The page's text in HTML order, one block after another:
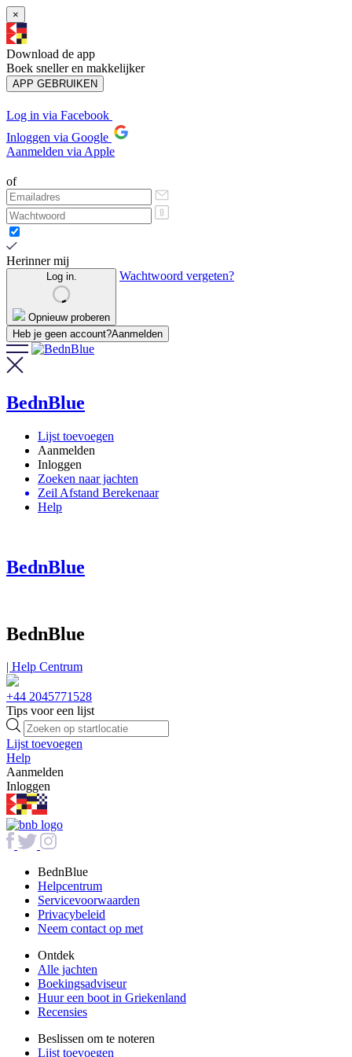
×
Download de app
Boek sneller en makkelijker
APP GEBRUIKEN
Log in via Facebook
Inloggen via Google
Aanmelden via Apple
of
Herinner mij
Log in.
Opnieuw proberen
Wachtwoord vergeten?
Heb je geen account?Aanmelden
BednBlue
Lijst toevoegen
Aanmelden
Inloggen
Zoeken naar jachten
Zeil Afstand Berekenaar
Help
BednBlue
BednBlue
| Help Centrum
+44 2045771528
Tips voor een lijst
Lijst toevoegen
Help
Aanmelden
Inloggen
BednBlue
Helpcentrum
Servicevoorwaarden
Privacybeleid
Neem contact op met
Ontdek
Alle jachten
Boekingsadviseur
Huur een boot in Griekenland
Recensies
Beslissen om te noteren
Lijst toevoegen